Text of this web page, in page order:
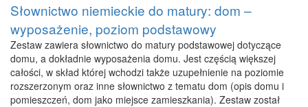
Słownictwo niemieckie do matury: dom –
wyposażenie, poziom podstawowy
Zestaw zawiera słownictwo do matury podstawowej dotyczące
domu, a dokładnie wyposażenia domu. Jest częścią większej
całości, w skład której wchodzi także uzupełnienie na poziomie
rozszerzonym oraz inne słownictwo z tematu dom (opis domu i
pomieszczeń, dom jako miejsce zamieszkania). Zestaw został